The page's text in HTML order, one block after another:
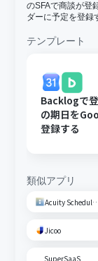
のSFAで商談が登
ダーに予定を登録
テンプレート
Backlogで
の期日を
登録する
類似アプリ
Acuity
Jicoo
SuperSaaS